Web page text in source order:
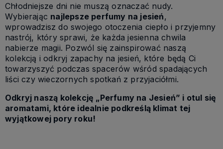
Chłodniejsze dni nie muszą oznaczać nudy.
Wybierając najlepsze perfumy na jesień,
wprowadzisz do swojego otoczenia ciepło i przyjemny
nastrój, który sprawi, że każda jesienna chwila
nabierze magii. Pozwól się zainspirować naszą
kolekcją i odkryj zapachy na jesień, które będą Ci
towarzyszyć podczas spacerów wśród spadających
liści czy wieczornych spotkań z przyjaciółmi.
Odkryj naszą kolekcję „Perfumy na Jesień” i otul się
aromatami, które idealnie podkreślą klimat tej
wyjątkowej pory roku!